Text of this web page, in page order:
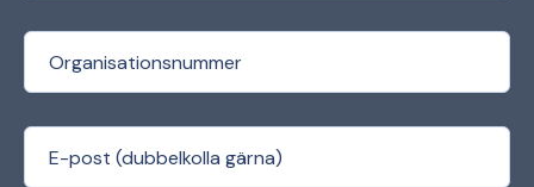
Org.nr
Email